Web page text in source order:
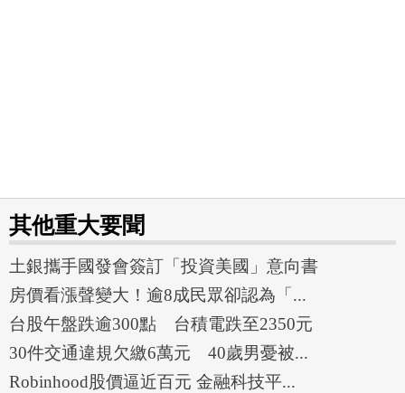
其他重大要聞
土銀攜手國發會簽訂「投資美國」意向書
房價看漲聲變大！逾8成民眾卻認為「...
台股午盤跌逾300點 台積電跌至2350元
30件交通違規欠繳6萬元 40歲男憂被...
Robinhood股價逼近百元 金融科技平...